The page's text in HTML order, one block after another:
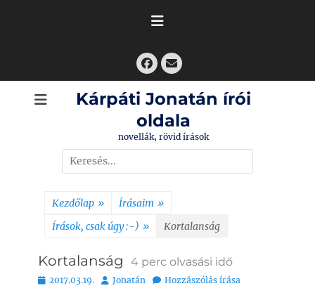
Facebook
Email
Kárpáti Jonatán írói
oldala
novellák, rövid írások
Search
for:
Kezdőlap » Írásaim »
Írások, csak úgy :-) » Kortalanság
Kortalanság 4 perc olvasási idő
Bejegyezve
2017.03.19. Szerző
Jonatán Hozzászólás írása